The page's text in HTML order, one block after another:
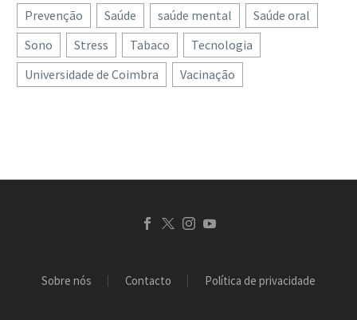
partilha…
já se fazem sentir alguns
bons dias de praia de…
dignas de um verão que,
até aqui, parecia
envergonhado, a
convidarem a passeios e
Prevenção
Saúde saúde mental
Saúde oral
Sono
Stress Tabaco
Tecnologia
Universidade de Coimbra
Vacinação
Sobre nós Contacto Política de privacidade